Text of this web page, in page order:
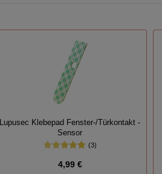
Lupusec Klebepad Fenster-/Türkontakt -
Sensor
(3)
4,99 €